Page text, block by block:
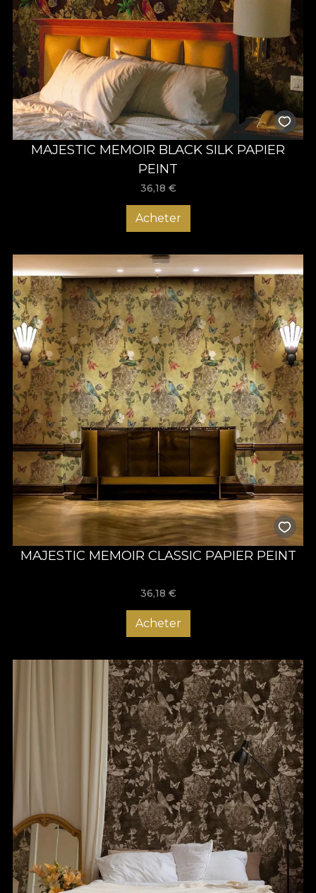
MAJESTIC MEMOIR BLACK SILK PAPIER
PEINT
36,18 €
Acheter
MAJESTIC MEMOIR CLASSIC PAPIER PEINT
36,18 €
Acheter